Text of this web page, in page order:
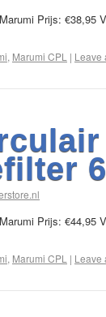
Prijs: €38,95
, Marumi CPL | Leave
Prijs: €44,95
, Marumi CPL | Leave